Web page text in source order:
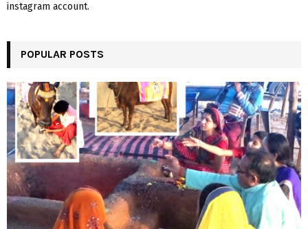
instagram account.
POPULAR POSTS